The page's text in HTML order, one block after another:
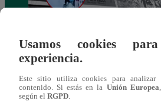
Asesinan a comerciante ferretero
galería en San Juan de Lurigancho
Usamos cookies
experiencia.
Este sitio utiliza cookies para analizar
contenido. Si estás en la Unión Europea
según el RGPD